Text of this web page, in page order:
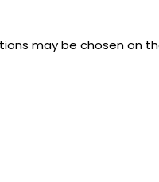
may be chosen on